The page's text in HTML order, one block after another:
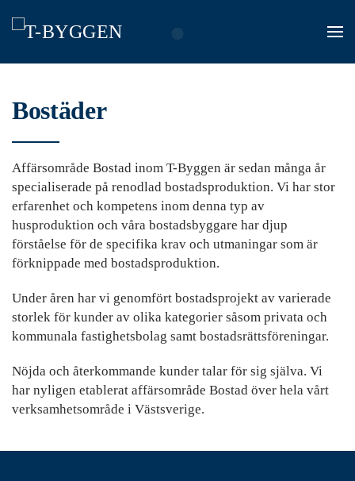
to
content
Bostäder
Affärsområde Bostad inom T-Byggen är sedan många år
specialiserade på renodlad bostadsproduktion. Vi har stor
erfarenhet och kompetens inom denna typ av
husproduktion och våra bostadsbyggare har djup
förståelse för de specifika krav och utmaningar som är
förknippade med bostadsproduktion.
Under åren har vi genomfört bostadsprojekt av varierade
storlek för kunder av olika kategorier såsom privata och
kommunala fastighetsbolag samt bostadsrättsföreningar.
Nöjda och återkommande kunder talar för sig själva. Vi
har nyligen etablerat affärsområde Bostad över hela vårt
verksamhetsområde i Västsverige.